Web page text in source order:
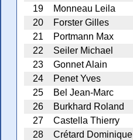
19
Monneau Leila
20
Forster Gilles
21
Portmann Max
22
Seiler Michael
23
Gonnet Alain
24
Penet Yves
25
Bel Jean-Marc
26
Burkhard Roland
27
Castella Thierry
28
Crétard Dominique